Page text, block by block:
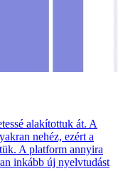
alakítottuk át. A
nehéz, ezért a
A platform annyira
inkább új nyelvtudást